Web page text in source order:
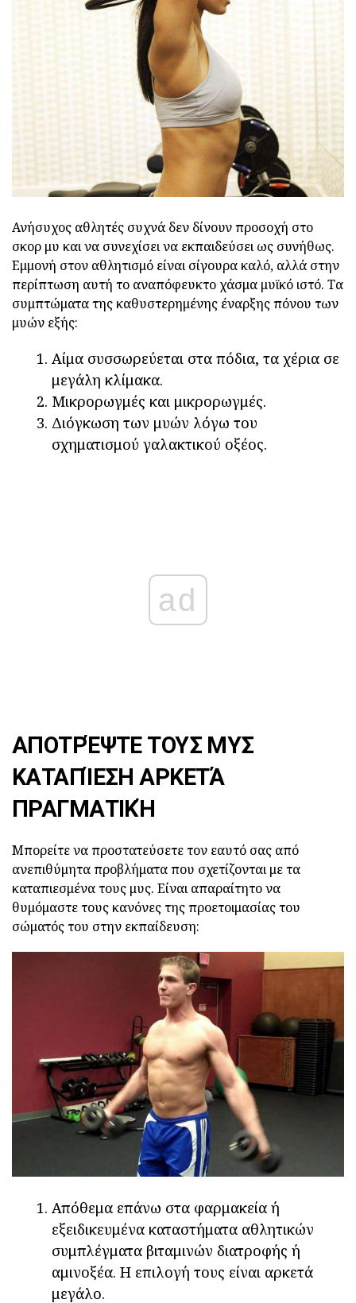
Ανήσυχος αθλητές συχνά δεν δίνουν προσοχή στο
σκορ μυ και να συνεχίσει να εκπαιδεύσει ως συνήθως.
Εμμονή στον αθλητισμό είναι σίγουρα καλό, αλλά στην
περίπτωση αυτή το αναπόφευκτο χάσμα μυϊκό ιστό. Τα
συμπτώματα της καθυστερημένης έναρξης πόνου των
μυών εξής:
Αίμα συσσωρεύεται στα πόδια, τα χέρια σε
μεγάλη κλίμακα.
Μικρορωγμές και μικρορωγμές.
Διόγκωση των μυών λόγω του
σχηματισμού γαλακτικού οξέος.
ad
ΑΠΟΤΡΈΨΤΕ ΤΟΥΣ ΜΥΣ
ΚΑΤΑΠΊΕΣΗ ΑΡΚΕΤΆ
ΠΡΑΓΜΑΤΙΚΉ
Μπορείτε να προστατεύσετε τον εαυτό σας από
ανεπιθύμητα προβλήματα που σχετίζονται με τα
καταπιεσμένα τους μυς. Είναι απαραίτητο να
θυμόμαστε τους κανόνες της προετοιμασίας του
σώματός του στην εκπαίδευση:
Απόθεμα επάνω στα φαρμακεία ή
εξειδικευμένα καταστήματα αθλητικών
συμπλέγματα βιταμινών διατροφής ή
αμινοξέα. Η επιλογή τους είναι αρκετά
μεγάλο.